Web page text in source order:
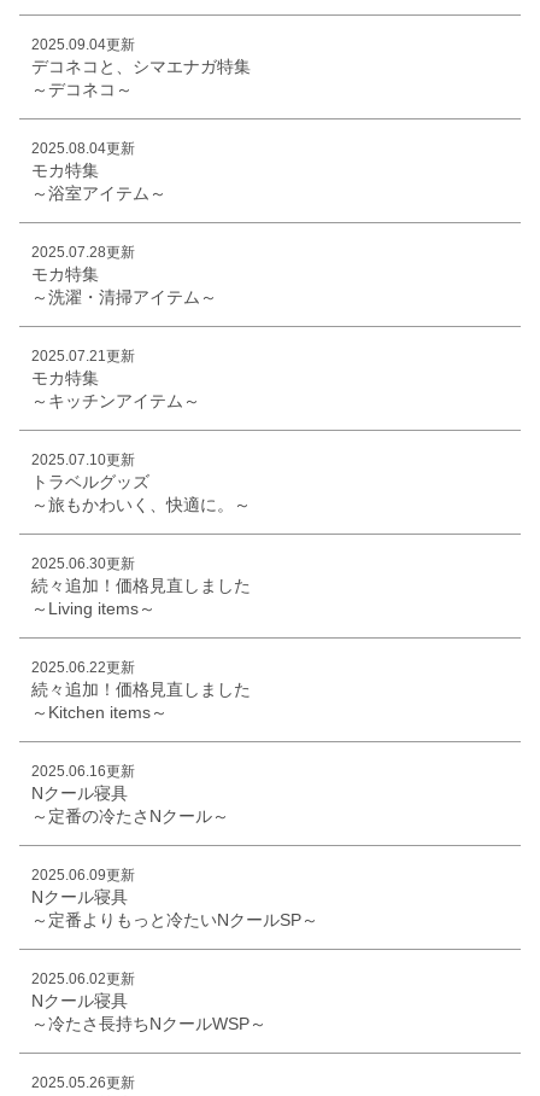
2025.09.04更新
デコネコと、シマエナガ特集
～デコネコ～
2025.08.04更新
モカ特集
～浴室アイテム～
2025.07.28更新
モカ特集
～洗濯・清掃アイテム～
2025.07.21更新
モカ特集
～キッチンアイテム～
2025.07.10更新
トラベルグッズ
～旅もかわいく、快適に。～
2025.06.30更新
続々追加！価格見直しました
～Living items～
2025.06.22更新
続々追加！価格見直しました
～Kitchen items～
2025.06.16更新
Nクール寝具
～定番の冷たさNクール～
2025.06.09更新
Nクール寝具
～定番よりもっと冷たいNクールSP～
2025.06.02更新
Nクール寝具
～冷たさ長持ちNクールWSP～
2025.05.26更新